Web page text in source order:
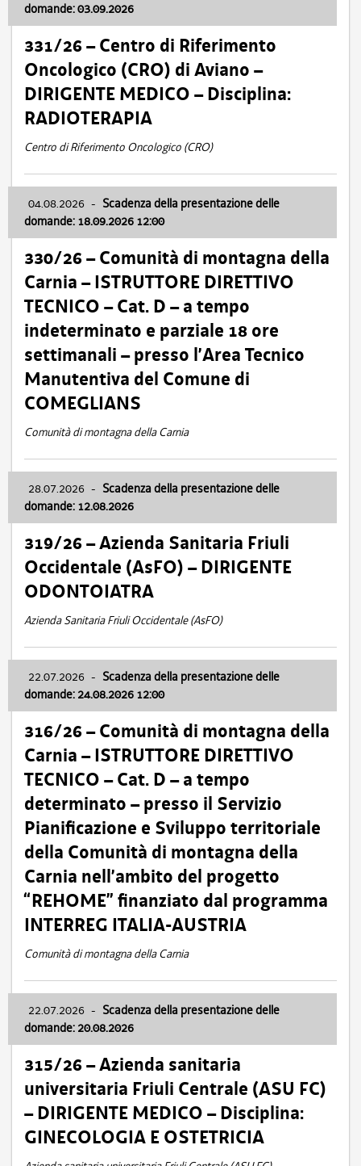
domande: 03.09.2026
331/26 – Centro di Riferimento
Oncologico (CRO) di Aviano –
DIRIGENTE MEDICO – Disciplina:
RADIOTERAPIA
Centro di Riferimento Oncologico (CRO)
04.08.2026 - Scadenza della presentazione delle
domande: 18.09.2026 12:00
330/26 – Comunità di montagna della
Carnia – ISTRUTTORE DIRETTIVO
TECNICO – Cat. D – a tempo
indeterminato e parziale 18 ore
settimanali – presso l’Area Tecnico
Manutentiva del Comune di
COMEGLIANS
Comunità di montagna della Carnia
28.07.2026 - Scadenza della presentazione delle
domande: 12.08.2026
319/26 – Azienda Sanitaria Friuli
Occidentale (AsFO) – DIRIGENTE
ODONTOIATRA
Azienda Sanitaria Friuli Occidentale (AsFO)
22.07.2026 - Scadenza della presentazione delle
domande: 24.08.2026 12:00
316/26 – Comunità di montagna della
Carnia – ISTRUTTORE DIRETTIVO
TECNICO – Cat. D – a tempo
determinato – presso il Servizio
Pianificazione e Sviluppo territoriale
della Comunità di montagna della
Carnia nell’ambito del progetto
“REHOME” finanziato dal programma
INTERREG ITALIA-AUSTRIA
Comunità di montagna della Carnia
22.07.2026 - Scadenza della presentazione delle
domande: 20.08.2026
315/26 – Azienda sanitaria
universitaria Friuli Centrale (ASU FC)
– DIRIGENTE MEDICO – Disciplina:
GINECOLOGIA E OSTETRICIA